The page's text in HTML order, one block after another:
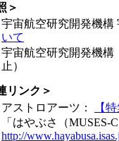
＞
宇宙航空研究開発機構
いて
宇宙航空研究開発機構
止）
リンク＞
アストロアーツ：
【
「はやぶさ（MUSES-
http://